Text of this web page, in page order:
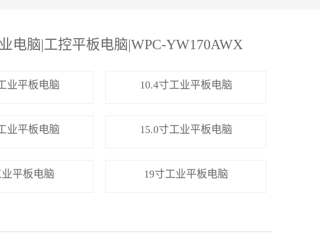
电脑|工控平板电脑|WPC-YW170AWX
业平板电脑 10.4寸工业平板电脑
业平板电脑 15.0寸工业平板电脑
业平板电脑 19寸工业平板电脑